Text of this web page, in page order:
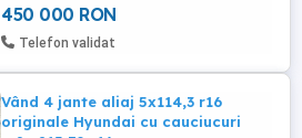
450 000 RON
Telefon validat
Vând 4 jante aliaj 5x114,3 r16
originale Hyundai cu cauciucuri